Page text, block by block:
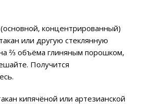
концентрированный)
или другую стеклянную
⅔ объёма глиняным порошком,
Получится
кипячёной или артезианской